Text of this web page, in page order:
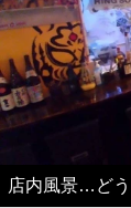
店内風景…ど